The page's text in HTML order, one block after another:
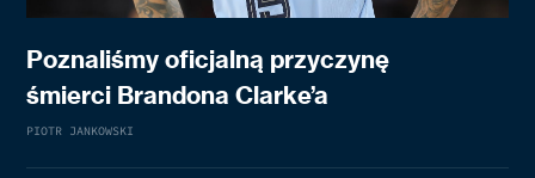
Poznaliśmy oficjalną przyczynę
śmierci Brandona Clarke’a
PIOTR JANKOWSKI